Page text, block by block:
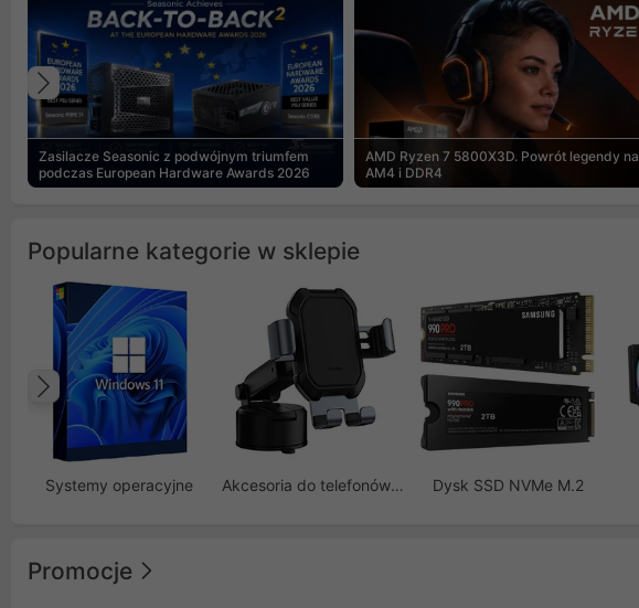
Zasilacze Seasonic z podwójnym triumfem
podczas European Hardware Awards 2026
AMD Ryzen 7 5800X3D. Powrót legendy na
AM4 i DDR4
Poprzedni
Popularne kategorie w sklepie
Systemy operacyjne Akcesoria do telefonów GSM Dysk SSD NVMe M.2
Poprzedni
Promocje